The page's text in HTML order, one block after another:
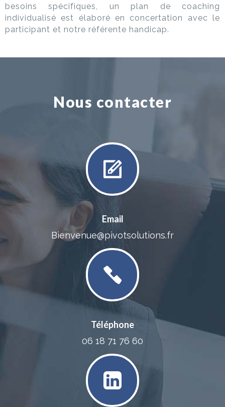
besoins spécifiques, un plan de coaching
individualisé est élaboré en concertation avec le
participant et notre référente handicap.
Nous contacter
Email
Bienvenue@pivotsolutions.fr
Téléphone
06 18 71 76 60